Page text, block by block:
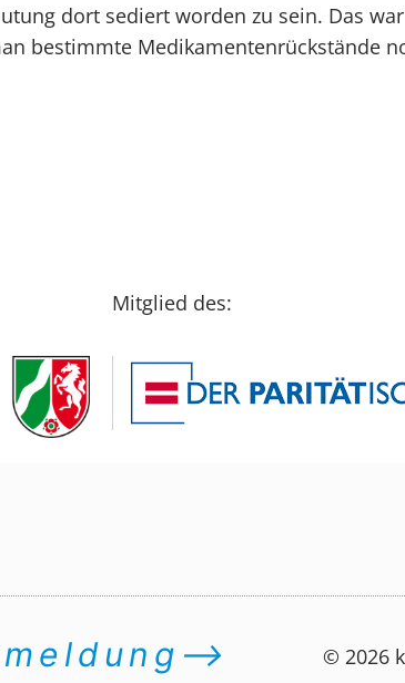
dort sediert worden zu sein. Das
bestimmte Medikamentenrückstände
Mitglied des:
© 2026